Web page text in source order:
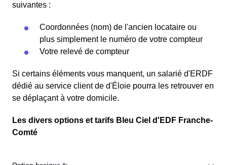
suivantes :
Coordonnées (nom) de l'ancien locataire ou
plus simplement le numéro de votre compteur
Votre relevé de compteur
Si certains éléments vous manquent, un salarié d'ERDF
dédié au service client de d'Éloie pourra les retrouver en
se déplaçant à votre domicile.
Les divers options et tarifs Bleu Ciel d'EDF Franche-
Comté